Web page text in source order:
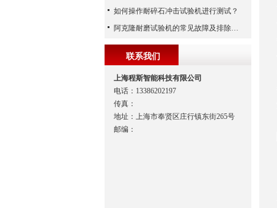
如何操作耐碎石冲击试验机进行测试？
阿克隆耐磨试验机的常见故障及排除方法
联系我们
上海程斯智能科技有限公司
电话：13386202197
传真：
地址：上海市奉贤区庄行镇东街265号
邮编：